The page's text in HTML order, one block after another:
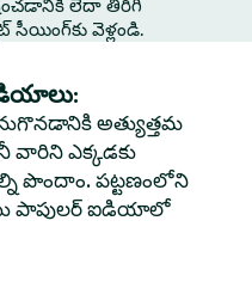
లేదా తిరిగి
వెళ్లండి.
అత్యుత్తమ
వారిని ఎక్కడకు
పొందాం. పట్టణంలోని
పాపులర్ ఐడియాలో